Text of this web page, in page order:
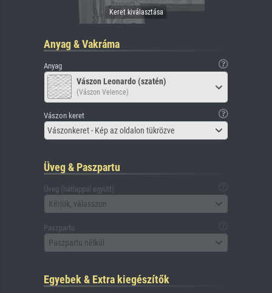
Anyag & Vakráma
Anyag
Vászon Leonardo (szatén)
(Vászon Velence)
Vászon keret
Vászonkeret - Kép az oldalon tükrözve
Üveg & Paszpartu
Üveg (hátlappal együtt)
Kérjük, válasszon
Paszpartu
Paszpartu nélkül
Egyebek & Extra kiegészítők